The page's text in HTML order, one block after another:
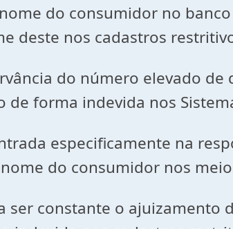
do consumidor no
deste nos cadastros
do número elevado
forma indevida nos
especificamente na
do consumidor nos
ser constante o